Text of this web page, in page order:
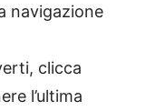
navigazione
clicca
l’ultima